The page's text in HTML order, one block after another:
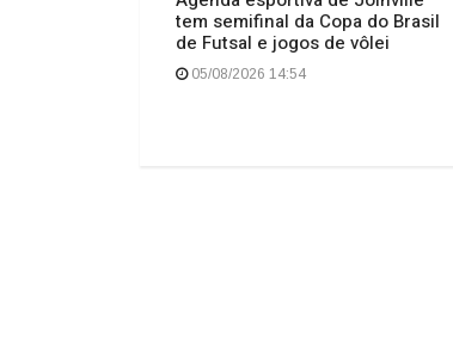
tem semifinal da Copa do Brasil
de Futsal e jogos de vôlei
05/08/2026 14:54